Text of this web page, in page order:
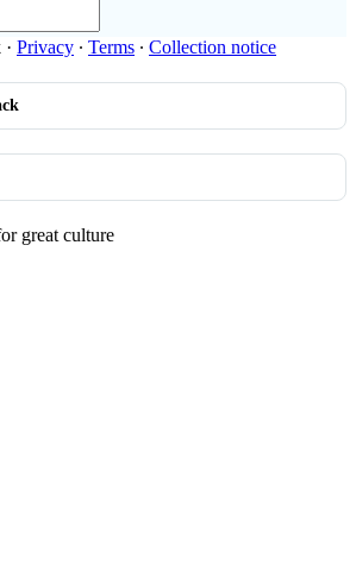
· Privacy ∙ Terms ∙ Collection notice
great culture